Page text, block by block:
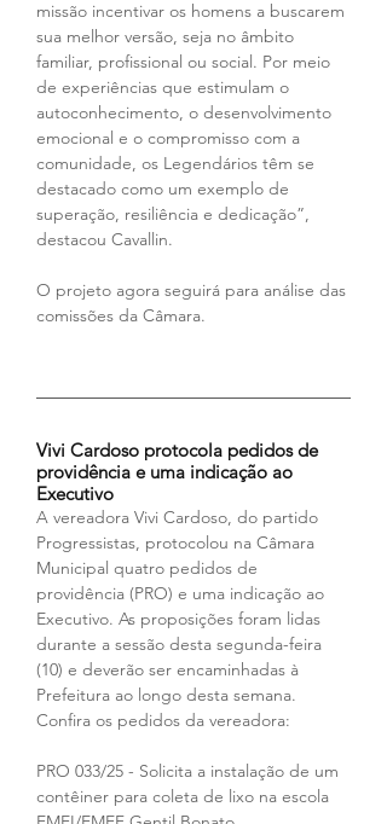
missão incentivar os homens a buscarem
sua melhor versão, seja no âmbito
familiar, profissional ou social. Por meio
de experiências que estimulam o
autoconhecimento, o desenvolvimento
emocional e o compromisso com a
comunidade, os Legendários têm se
destacado como um exemplo de
superação, resiliência e dedicação”,
destacou Cavallin.
O projeto agora seguirá para análise das
comissões da Câmara.
Vivi Cardoso protocola pedidos de
providência e uma indicação ao
Executivo
A vereadora Vivi Cardoso, do partido
Progressistas, protocolou na Câmara
Municipal quatro pedidos de
providência (PRO) e uma indicação ao
Executivo. As proposições foram lidas
durante a sessão desta segunda-feira
(10) e deverão ser encaminhadas à
Prefeitura ao longo desta semana.
Confira os pedidos da vereadora:
PRO 033/25 - Solicita a instalação de um
contêiner para coleta de lixo na escola